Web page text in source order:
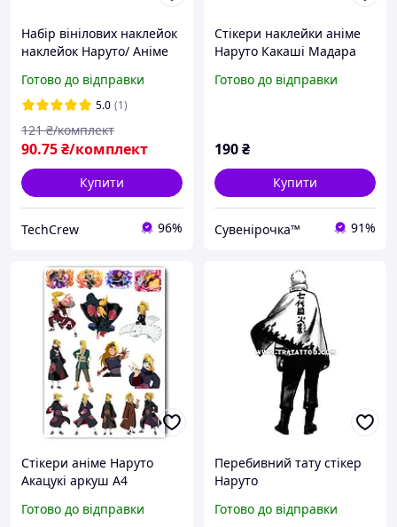
Набір вінілових наклейок
наклейок Наруто/ Аніме
телефон ноутбук
Готово до відправки
5.0 (1)
90.75₴/комплект
121 ₴/комплект
Купити
TechCrew 96%
Стікери наклейки аніме
Наруто Какаші Мадара
Готово до відправки
190₴
Купити
Сувенірочка™ 91%
Стікери аніме Наруто
Акацукі аркуш А4
Готово до відправки
Перебивний тату стікер
Наруто
Готово до відправки